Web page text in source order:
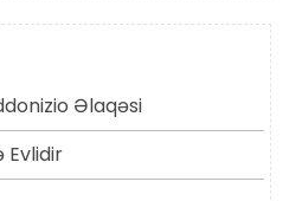
Əlaqəsi
Evlidir